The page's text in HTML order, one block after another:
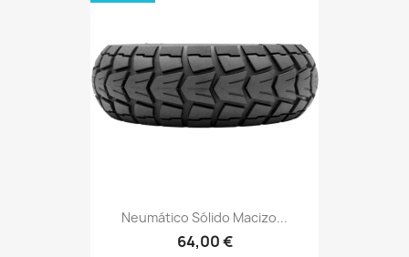
Neumático Sólido Macizo...
64,00 €